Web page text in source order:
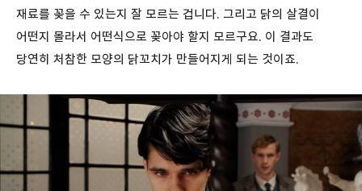
재료를 꽂을 수 있는지 잘 모르는 겁니다. 그리고 닭의 살결이
어떤지 몰라서 어떤식으로 꽂아야 할지 모르구요. 이 결과도
당연히 처참한 모양의 닭꼬치가 만들어지게 되는 것이죠.